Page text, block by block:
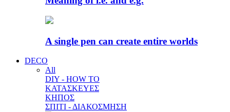
A single pen can create entire worlds
DECO
All
DIY - HOW TO
ΚΑΤΑΣΚΕΥΕΣ
ΚΗΠΟΣ
ΣΠΙΤΙ - ΔΙΑΚΟΣΜΗΣΗ